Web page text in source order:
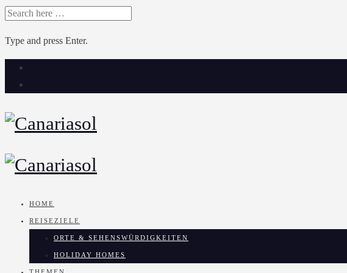
SEARCH
Type and press Enter.
Skip
HOME
REISEZIELE
ORTE & SEHENSWÜRDIGKEITEN
HOLIDAY HOMES